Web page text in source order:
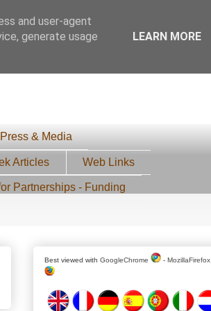
Press & Media
Articles Web Links
Partnerships - Funding
Best viewed with GoogleChrome - MozillaFirefox
and user-agent
generate usage
LEARN MORE